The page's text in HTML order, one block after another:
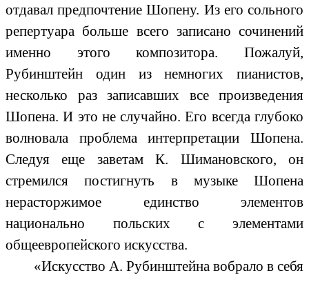
отдавал предпочтение Шопену. Из его сольного
репертуара больше всего записано сочинений
именно этого композитора. Пожалуй,
Рубинштейн один из немногих пианистов,
несколько раз записавших все произведения
Шопена. И это не случайно. Его всегда глубоко
волновала проблема интерпретации Шопена.
Следуя еще заветам К. Шимановского, он
стремился постигнуть в музыке Шопена
нерасторжимое единство элементов
национально польских с элементами
общеевропейского искусства.
«Искусство А. Рубинштейна вобрало в себя